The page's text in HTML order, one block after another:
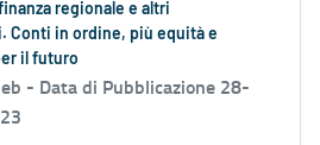
regionale e altri
Conti in ordine, più equità e
il futuro
- Data di Pubblicazione 28-